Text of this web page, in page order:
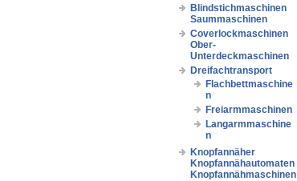
Blindstichmaschinen
Saummaschinen
Coverlockmaschinen
Ober-
Unterdeckmaschinen
Dreifachtransport
Flachbettmaschine
n
Freiarmmaschinen
Langarmmaschine
n
Knopfannäher
Knopfannähautomaten
Knopfannähmaschinen